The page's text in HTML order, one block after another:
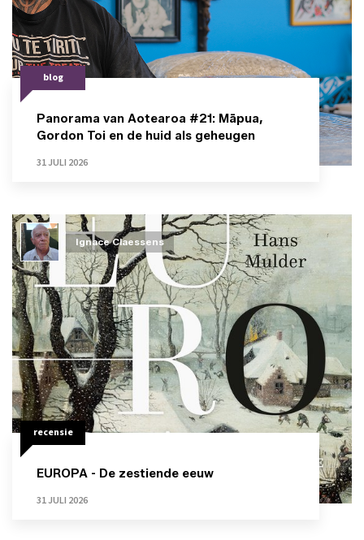
blog
Panorama van Aotearoa #21: Māpua,
Gordon Toi en de huid als geheugen
31 JULI 2026
recensie
EUROPA - De zestiende eeuw
31 JULI 2026
Ignace Claessens